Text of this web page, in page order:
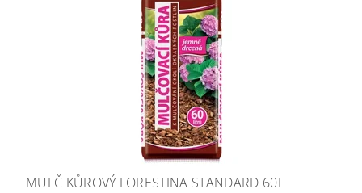
MULČ KŮROVÝ FORESTINA STANDARD 60L